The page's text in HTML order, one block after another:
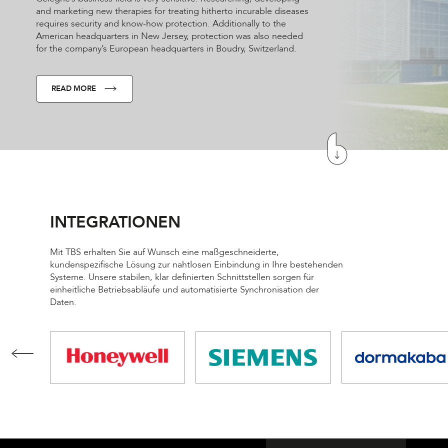
and marketing new therapies for treating hitherto incurable diseases
requires security and know-how protection. Additionally to the
American headquarters in New Jersey, protection was also needed
for the company’s European headquarters in Boudry, Switzerland.
READ MORE
INTEGRATIONEN
Mit TBS erhalten Sie auf Wunsch eine maßgeschneiderte,
kundenspezifische Lösung zur nahtlosen Einbindung in Ihre bestehenden
Systeme. Unsere stabilen, klar definierten Schnittstellen sorgen für
einheitliche Betriebsabläufe und automatisierte Synchronisation der
Daten.